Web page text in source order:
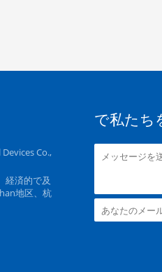
Co.,
経済的で及
地区、杭
で私たち